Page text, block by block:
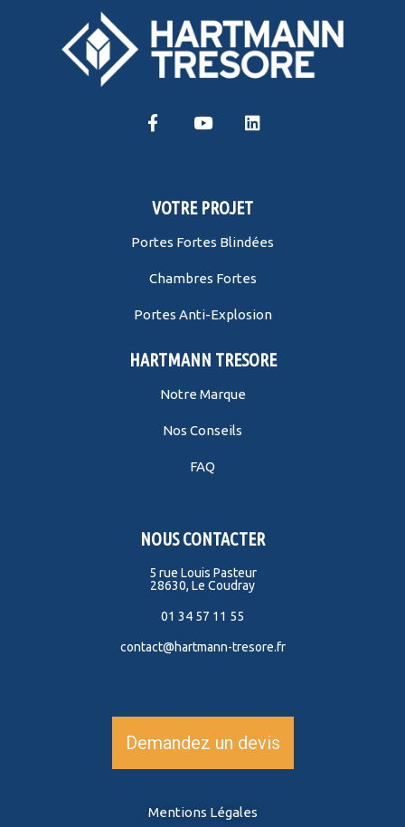
VOTRE PROJET
Portes Fortes Blindées
Chambres Fortes
Portes Anti-Explosion
HARTMANN TRESORE
Notre Marque
Nos Conseils
FAQ
NOUS CONTACTER
5 rue Louis Pasteur
28630, Le Coudray
01 34 57 11 55
contact@hartmann-tresore.fr
Demandez un devis
Mentions Légales